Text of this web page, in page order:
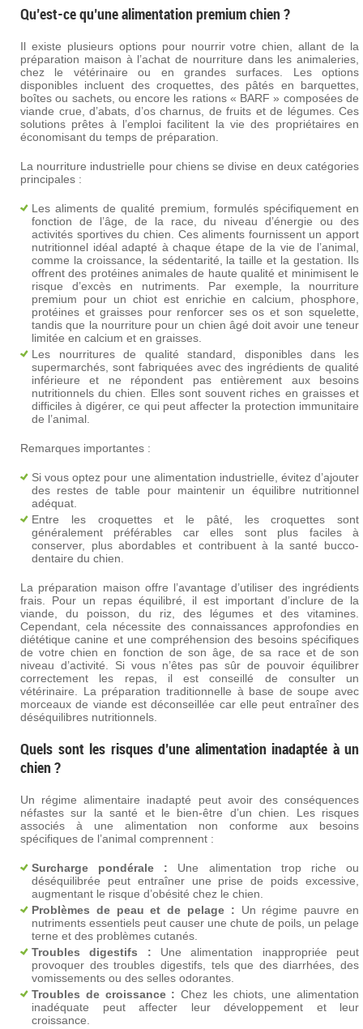
Qu’est-ce qu’une alimentation premium chien ?
Il existe plusieurs options pour nourrir votre chien, allant de la
préparation maison à l’achat de nourriture dans les animaleries,
chez le vétérinaire ou en grandes surfaces. Les options
disponibles incluent des croquettes, des pâtés en barquettes,
boîtes ou sachets, ou encore les rations « BARF » composées de
viande crue, d’abats, d’os charnus, de fruits et de légumes. Ces
solutions prêtes à l’emploi facilitent la vie des propriétaires en
économisant du temps de préparation.
La nourriture industrielle pour chiens se divise en deux catégories
principales :
Les aliments de qualité premium, formulés spécifiquement en
fonction de l’âge, de la race, du niveau d’énergie ou des
activités sportives du chien. Ces aliments fournissent un apport
nutritionnel idéal adapté à chaque étape de la vie de l’animal,
comme la croissance, la sédentarité, la taille et la gestation. Ils
offrent des protéines animales de haute qualité et minimisent le
risque d’excès en nutriments. Par exemple, la nourriture
premium pour un chiot est enrichie en calcium, phosphore,
protéines et graisses pour renforcer ses os et son squelette,
tandis que la nourriture pour un chien âgé doit avoir une teneur
limitée en calcium et en graisses.
Les nourritures de qualité standard, disponibles dans les
supermarchés, sont fabriquées avec des ingrédients de qualité
inférieure et ne répondent pas entièrement aux besoins
nutritionnels du chien. Elles sont souvent riches en graisses et
difficiles à digérer, ce qui peut affecter la protection immunitaire
de l’animal.
Remarques importantes :
Si vous optez pour une alimentation industrielle, évitez d’ajouter
des restes de table pour maintenir un équilibre nutritionnel
adéquat.
Entre les croquettes et le pâté, les croquettes sont
généralement préférables car elles sont plus faciles à
conserver, plus abordables et contribuent à la santé bucco-
dentaire du chien.
La préparation maison offre l’avantage d’utiliser des ingrédients
frais. Pour un repas équilibré, il est important d’inclure de la
viande, du poisson, du riz, des légumes et des vitamines.
Cependant, cela nécessite des connaissances approfondies en
diététique canine et une compréhension des besoins spécifiques
de votre chien en fonction de son âge, de sa race et de son
niveau d’activité. Si vous n’êtes pas sûr de pouvoir équilibrer
correctement les repas, il est conseillé de consulter un
vétérinaire. La préparation traditionnelle à base de soupe avec
morceaux de viande est déconseillée car elle peut entraîner des
déséquilibres nutritionnels.
Quels sont les risques d’une alimentation inadaptée à un
chien ?
Un régime alimentaire inadapté peut avoir des conséquences
néfastes sur la santé et le bien-être d’un chien. Les risques
associés à une alimentation non conforme aux besoins
spécifiques de l’animal comprennent :
Surcharge pondérale : Une alimentation trop riche ou
déséquilibrée peut entraîner une prise de poids excessive,
augmentant le risque d’obésité chez le chien.
Problèmes de peau et de pelage : Un régime pauvre en
nutriments essentiels peut causer une chute de poils, un pelage
terne et des problèmes cutanés.
Troubles digestifs : Une alimentation inappropriée peut
provoquer des troubles digestifs, tels que des diarrhées, des
vomissements ou des selles odorantes.
Troubles de croissance : Chez les chiots, une alimentation
inadéquate peut affecter leur développement et leur
croissance.